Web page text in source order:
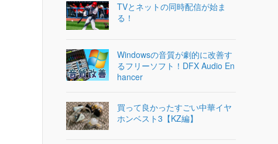
TVとネットの同時配信が始ま
る！
Windowsの音質が劇的に改善す
るフリーソフト！DFX Audio En
hancer
買って良かったすごい中華イヤ
ホンベスト3【KZ編】